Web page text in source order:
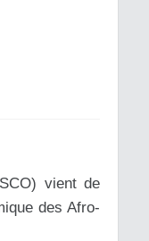
vient de
des Afro-